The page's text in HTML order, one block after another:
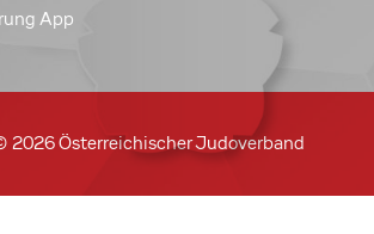
App
2026 Österreichischer Judoverband